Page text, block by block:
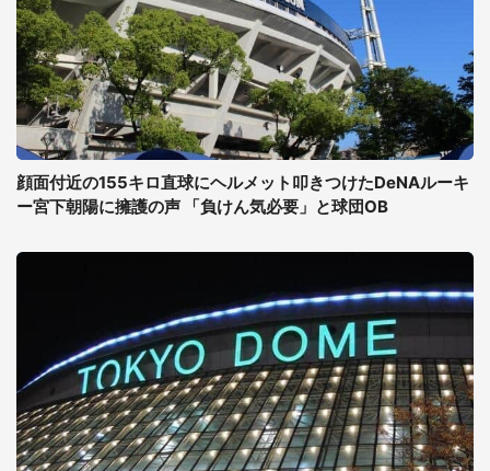
顔面付近の155キロ直球にヘルメット叩きつけたDeNAルーキ
ー宮下朝陽に擁護の声 「負けん気必要」と球団OB